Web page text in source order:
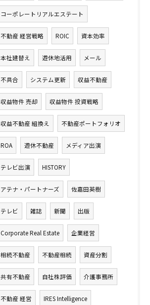
コーポレートリアルエステート
不動産 経営戦略 ROIC 資本効率
本社建替え 遊休地活用 メール
不具合 システム更新 収益不動産
収益物件 売却 収益物件 投資戦略
収益不動産 組換え 不動産ポートフォリオ
ROA 遊休不動産 メディア出演
テレビ出演 HISTORY
アテナ・パートナーズ 佐嘉田英樹
テレビ 雑誌 新聞 出版
Corporate Real Estate 企業経営
相続不動産 不動産相続 資産分割
共有不動産 自社株評価 介護事務所
不動産 経営 IRES Intelligence